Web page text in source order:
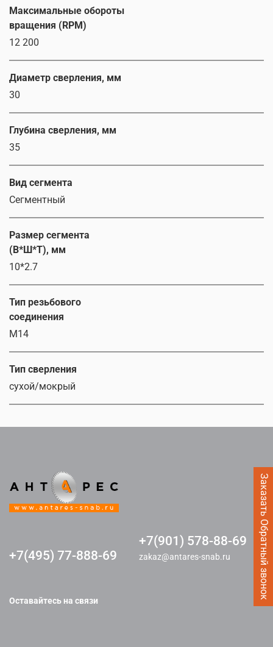
Заказать Обратный звонок
Максимальные обороты
вращения (RPM)
12 200
Диаметр сверления, мм
30
Глубина сверления, мм
35
Вид сегмента
Сегментный
Размер сегмента
(В*Ш*Т), мм
10*2.7
Тип резьбового
соединения
M14
Тип сверления
сухой/мокрый
+7(495) 77-888-69
+7(901) 578-88-69
zakaz@antares-snab.ru
Оставайтесь на связи